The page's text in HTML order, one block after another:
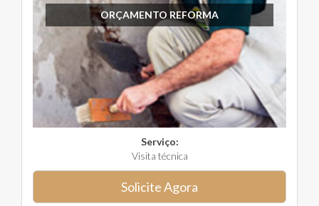
ORÇAMENTO REFORMA
Serviço:
Visita técnica
Solicite Agora